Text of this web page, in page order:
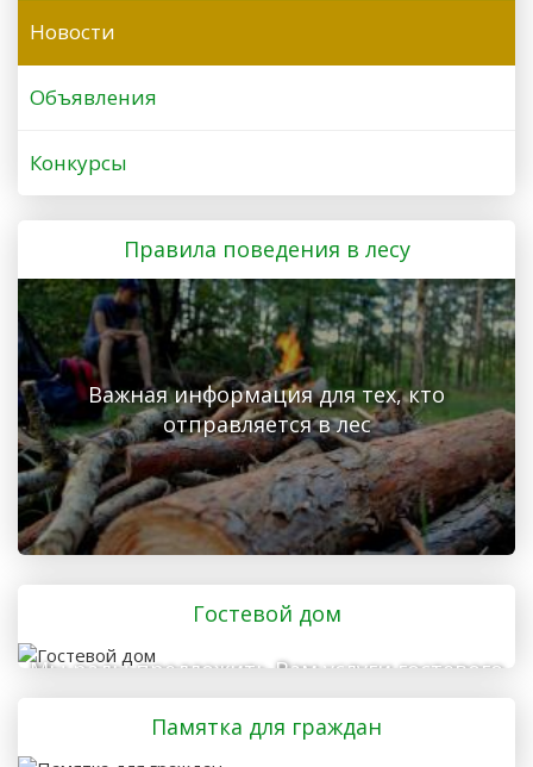
Новости
Объявления
Конкурсы
Правила поведения в лесу
Важная информация для тех, кто
отправляется в лес
Гостевой дом
Мы рады предложить Вам услуги гостевого
дома
Памятка для граждан